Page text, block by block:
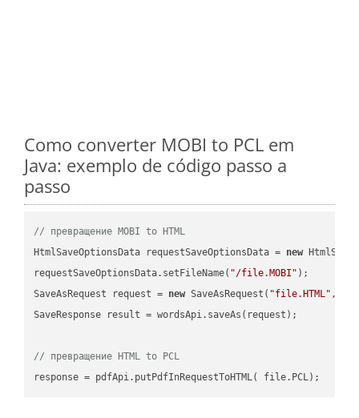
Como converter MOBI to PCL em
Java: exemplo de código passo a
passo
// превращение MOBI to HTML
HtmlSaveOptionsData requestSaveOptionsData = new
requestSaveOptionsData.setFileName( "/file.MOBI" );
SaveAsRequest request = new SaveAsRequest( "file.HTML"
SaveResponse result = wordsApi.saveAs(request);
// превращение HTML to PCL